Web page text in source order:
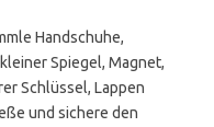
Handschuhe,
Spiegel, Magnet,
Schlüssel, Lappen
und sichere den